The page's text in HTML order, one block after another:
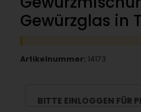
Gewürzglas in
Artikelnummer: 14173
BITTE EINLOGGEN FÜR